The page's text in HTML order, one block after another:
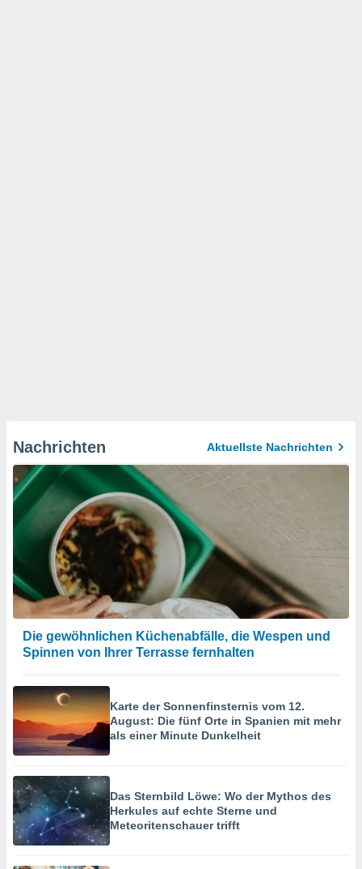
Nachrichten Aktuellste Nachrichten
Die gewöhnlichen Küchenabfälle, die Wespen und
Spinnen von Ihrer Terrasse fernhalten
Karte der Sonnenfinsternis vom 12.
August: Die fünf Orte in Spanien mit mehr
als einer Minute Dunkelheit
Das Sternbild Löwe: Wo der Mythos des
Herkules auf echte Sterne und
Meteoritenschauer trifft